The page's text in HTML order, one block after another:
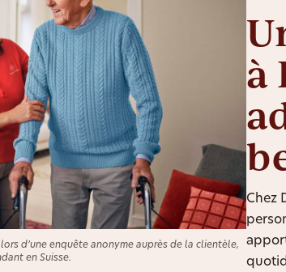
d’une enquête anonyme auprès de la clientèle,
en Suisse.
à
Chez